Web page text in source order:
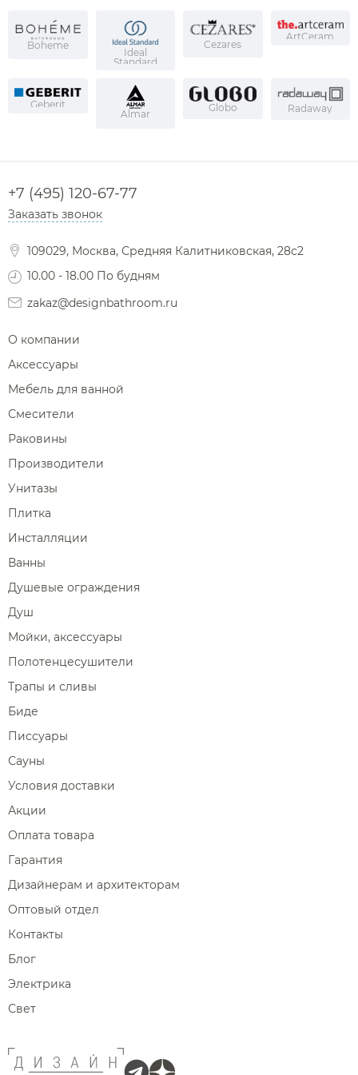
Boheme
Ideal
Standard
Cezares
ArtCeram
Geberit
Almar
Globo Radaway
+7 (495) 120-67-77
Заказать звонок
109029, Москва, Средняя Калитниковская, 28с2
10.00 - 18.00 По будням
zakaz@designbathroom.ru
О компании
Аксессуары
Мебель для ванной
Смесители
Раковины
Производители
Унитазы
Плитка
Инсталляции
Ванны
Душевые ограждения
Душ
Мойки, аксессуары
Полотенцесушители
Трапы и сливы
Биде
Писсуары
Сауны
Условия доставки
Акции
Оплата товара
Гарантия
Дизайнерам и архитекторам
Оптовый отдел
Контакты
Блог
Электрика
Свет